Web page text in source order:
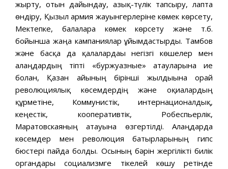
жырту, отын дайындау, азық-түлік тапсыру, лапта
өндіру, Қызыл армия жауынгерлеріне көмек көрсету,
Мектепке, балаларға көмек көрсету және т.б.
бойынша жаңа кампаниялар ұйымдастырды. Тамбов
және басқа да қалалардағы негізгі көшелер мен
алаңдардың тіпті «буржуазные» атауларына ие
болған, Қазан айының бірінші жылдығына орай
революциялық көсемдердің және оқиғалардың
құрметіне, Коммунистік, интернационалдық,
кеңестік, кооперативтік, Робеспьерлік,
Маратовскаяның атауына өзгертілді. Алаңдарда
көсемдер мен революция батырларының гипс
бюстері пайда болды. Осының бәрін жергілікті билік
органдары социализмге тікелей көшу ретінде